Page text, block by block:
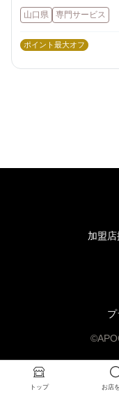
トップ お店
山口県 専門サービス
ポイント最大オフ
加盟